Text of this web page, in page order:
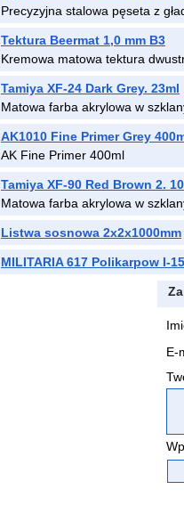
Precyzyjna stalowa pęseta z
Tektura Beermat 1,0 mm B3
Kremowa matowa tektura
Tamiya XF-24 Dark Grey. 23ml
Matowa farba akrylowa w
AK1010 Fine Primer Grey
AK Fine Primer 400ml
Tamiya XF-90 Red Brown 2.
Matowa farba akrylowa w
Listwa sosnowa 2x2x1000mm
MILITARIA 617 Polikarpow I-
E-